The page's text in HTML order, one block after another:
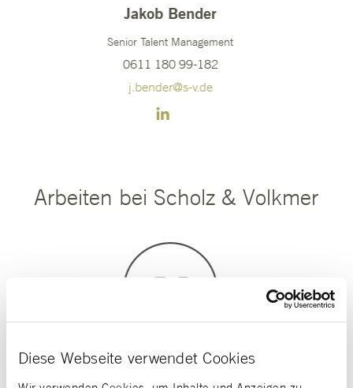
Diese Webseite verwendet Cookies
Jakob Bender
Senior Talent Management
0611 180 99-182
j.bender@s-v.de
Arbeiten bei Scholz & Volkmer
Unser Ziel ist es, wirtschaftliche Ziele